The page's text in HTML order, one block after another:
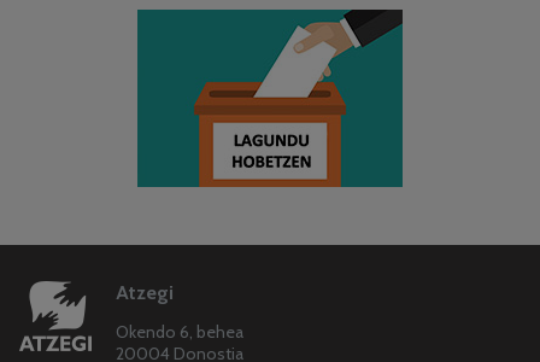
Atzegi
Okendo 6, behea
20004 Donostia